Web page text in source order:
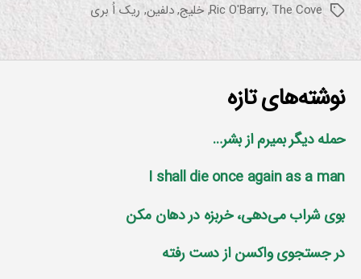
برچسب‌ها Ric O'Barry, The Cove
,خلیج,دلفین, ریک اُ بری
نوشته‌های تازه
حمله دیگر بمیرم از بشر…
I shall die once again as a man
بوی شراب می‌دهی، خربزه در دهان مکن
در جستجوی واکسن از دست رفته